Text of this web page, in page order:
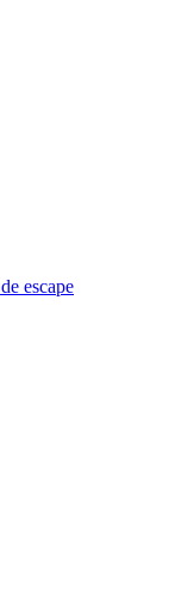
escape